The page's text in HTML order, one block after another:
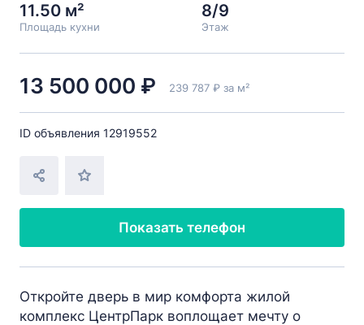
11.50 м²
Площадь кухни
8/9
Этаж
13 500 000 ₽ 239 787 ₽ за м²
ID объявления 12919552
Показать телефон
Откройте дверь в мир комфорта жилой
комплекс ЦентрПарк воплощает мечту о